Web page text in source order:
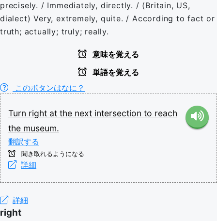
precisely. / Immediately, directly. / (Britain, US,
dialect) Very, extremely, quite. / According to fact or
truth; actually; truly; really.
意味を覚える
単語を覚える
このボタンはなに？
Turn right at the next intersection to reach
the museum.
翻訳する
聞き取れるようになる
詳細
詳細
right